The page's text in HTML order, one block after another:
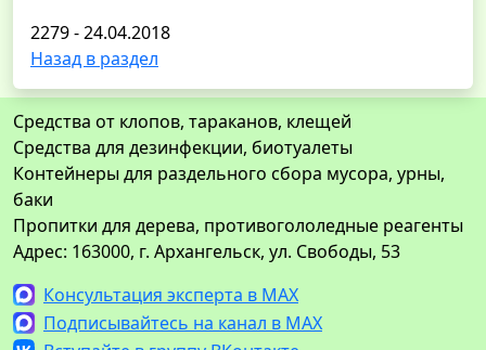
2279 - 24.04.2018
Назад в раздел
Средства от клопов, тараканов, клещей
Средства для дезинфекции, биотуалеты
Контейнеры для раздельного сбора мусора, урны,
баки
Пропитки для дерева, противогололедные реагенты
Адрес: 163000, г. Архангельск, ул. Свободы, 53
Консультация эксперта в MAX
Подписывайтесь на канал в MAX